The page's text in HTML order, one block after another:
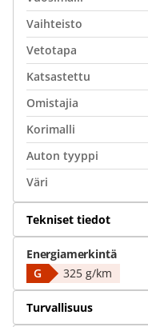
Vaihteisto
Vetotapa
Katsastettu
Omistajia
Korimalli
Auton tyyppi
Väri
Tekniset tiedot
Energiamerkintä
G
325 g/km
Turvallisuus